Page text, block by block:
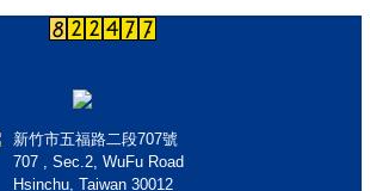
新竹市五福路二段707號
707 , Sec.2, WuFu Road
Hsinchu, Taiwan 30012